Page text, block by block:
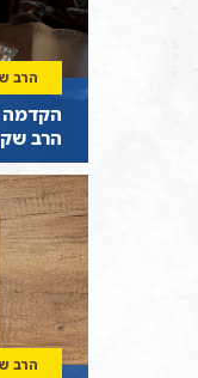
הרב
הקדמה
הרב
הרב